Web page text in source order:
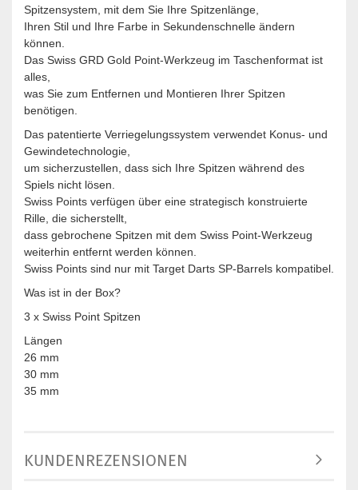
Spitzensystem, mit dem Sie Ihre Spitzenlänge,
Ihren Stil und Ihre Farbe in Sekundenschnelle ändern
können.
Das Swiss GRD Gold Point-Werkzeug im Taschenformat ist
alles,
was Sie zum Entfernen und Montieren Ihrer Spitzen
benötigen.
Das patentierte Verriegelungssystem verwendet Konus- und
Gewindetechnologie,
um sicherzustellen, dass sich Ihre Spitzen während des
Spiels nicht lösen.
Swiss Points verfügen über eine strategisch konstruierte
Rille, die sicherstellt,
dass gebrochene Spitzen mit dem Swiss Point-Werkzeug
weiterhin entfernt werden können.
Swiss Points sind nur mit Target Darts SP-Barrels kompatibel.
Was ist in der Box?
3 x Swiss Point Spitzen
Längen
26 mm
30 mm
35 mm
KUNDENREZENSIONEN